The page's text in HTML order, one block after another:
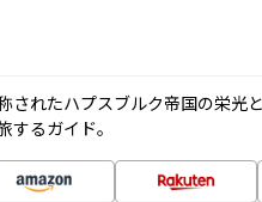
されたハプスブルク帝国の栄光
するガイド。